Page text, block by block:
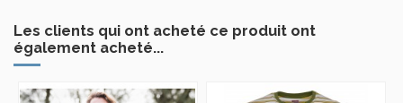
Les clients qui ont acheté ce produit ont
également acheté...